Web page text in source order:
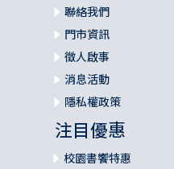
卻如萬花筒一般絢麗多姿
組，使其內容資料更具有架
之中。你不妨決心「挽起
所需的時間全心投入。
3. 不要一口氣閱讀篇幅很長
聯絡我們
門市資訊
徵人啟事
消息活動
隱私權政策
注目優惠
校園書饗特惠